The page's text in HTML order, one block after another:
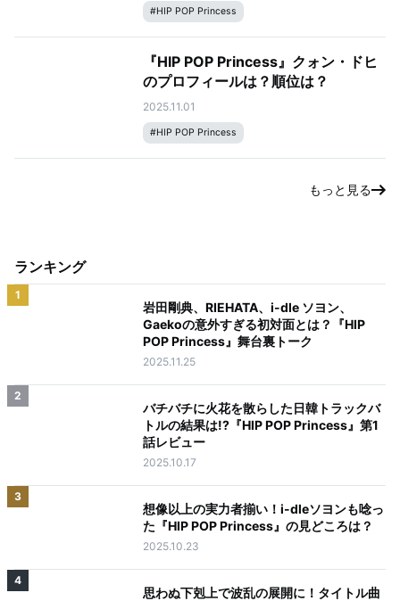
#HIP POP Princess
『HIP POP Princess』クォン・ドヒ
のプロフィールは？順位は？
2025.11.01
#HIP POP Princess
もっと見る
ランキング
1
岩田剛典、RIEHATA、i-dle ソヨン、
Gaekoの意外すぎる初対面とは？『HIP
POP Princess』舞台裏トーク
2025.11.25
2
バチバチに火花を散らした日韓トラックバ
トルの結果は!?『HIP POP Princess』第1
話レビュー
2025.10.17
3
想像以上の実力者揃い！i-dleソヨンも唸っ
た『HIP POP Princess』の見どころは？
2025.10.23
4
思わぬ下剋上で波乱の展開に！タイトル曲